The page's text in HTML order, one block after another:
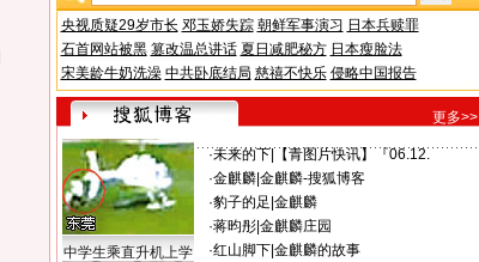
央视质疑29岁市长 邓玉娇失踪 朝鲜军事演习 日本兵赎罪
石首网站被黑 篡改温总讲话 夏日减肥秘方 日本瘦脸法
宋美龄牛奶洗澡 中共卧底结局 慈禧不快乐 侵略中国报告
更多>>
中学生乘直升机上学
·未来的下|
【青图片快讯】『06.12.
·金麒麟| 金麒麟-搜狐博客
·豹子的足 金麒麟
·蒋昀彤| 金麒麟庄园
·红山脚下| 金麒麟的故事